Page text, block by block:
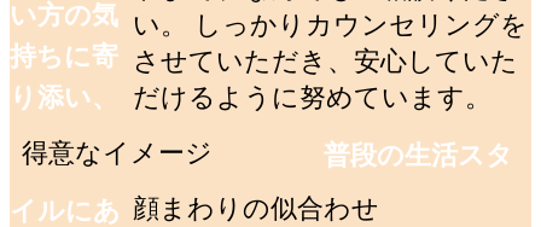
い。 しっかりカウンセリングを
させていただき、安心していた
だけるように努めています。
得意なイメージ
顔まわりの似合わせ
い方の気
持ちに寄
り添い、
普段の生活スタ
イルにあ